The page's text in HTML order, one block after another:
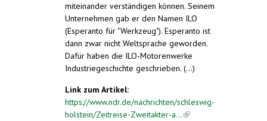
miteinander verständigen können. Seinem
Unternehmen gab er den Namen ILO
(Esperanto für "Werkzeug"). Esperanto ist
dann zwar nicht Weltsprache geworden.
Dafür haben die ILO-Motorenwerke
Industriegeschichte geschrieben. (...)
Link zum Artikel:
https://www.ndr.de/nachrichten/schleswig-
holstein/Zeitreise-Zweitakter-a...(link is